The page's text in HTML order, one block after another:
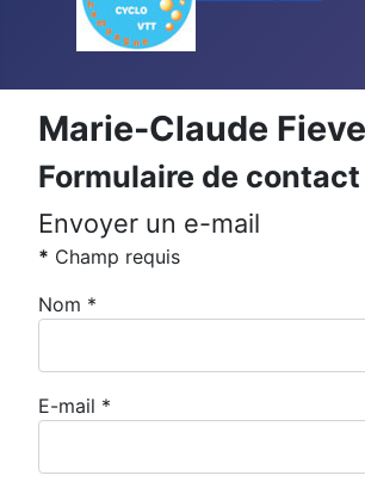
Marie-Claude
Formulaire de contact
Envoyer un e-mail
* Champ requis
Nom *
E-mail *